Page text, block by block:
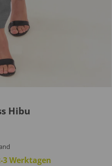
Hibu
Werktagen